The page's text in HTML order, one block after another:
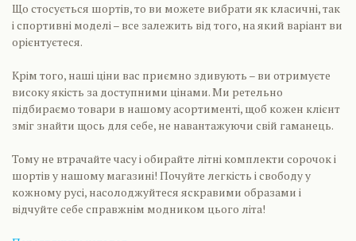
Що стосується шортів, то ви можете вибрати як класичні, так
і спортивні моделі – все залежить від того, на який варіант ви
орієнтуєтеся.
Крім того, наші ціни вас приємно здивують – ви отримуєте
високу якість за доступними цінами. Ми ретельно
підбираємо товари в нашому асортименті, щоб кожен клієнт
зміг знайти щось для себе, не навантажуючи свій гаманець.
Тому не втрачайте часу і обирайте літні комплекти сорочок і
шортів у нашому магазині! Почуйте легкість і свободу у
кожному русі, насолоджуйтеся яскравими образами і
відчуйте себе справжнім модником цього літа!